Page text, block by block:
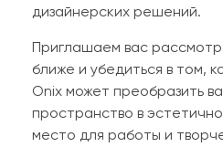
дизайнерских решений.
Приглашаем вас
ближе и убедиться в том,
Onix может преобразить
пространство в
место для работы и